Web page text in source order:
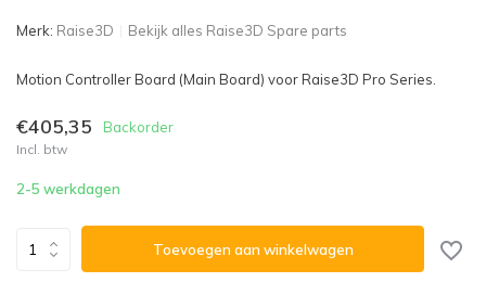
Merk: Raise3D Bekijk alles Raise3D Spare parts
Motion Controller Board (Main Board) voor Raise3D Pro Series.
€405,35 Backorder
Incl. btw
2-5 werkdagen
Toevoegen aan winkelwagen